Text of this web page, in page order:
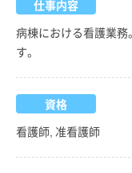
仕事内容
病棟における看護業
す。
資格
看護師, 准看護師